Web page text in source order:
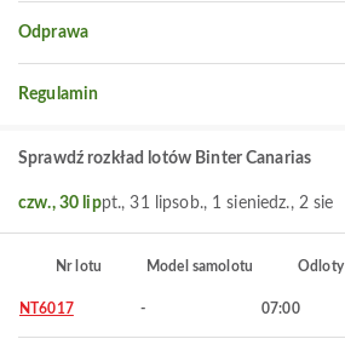
Odprawa
Regulamin
Sprawdź rozkład lotów Binter Canarias
czw., 30 lippt., 31 lipsob., 1 sieniedz., 2 sie
Nr lotu Model samolotu Odloty
NT6017 - 07:00